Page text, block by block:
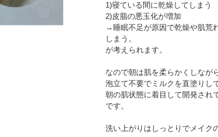
1)寝ている間に乾燥してしまう
2)皮脂の悪玉化が増加
→睡眠不足が原因で乾燥や肌荒
しまう。
が考えられます。
なので朝は肌を柔らかくしなが
泡立て不要でミルクを直塗りし
朝の肌状態に着目して開発され
です。
洗い上がりはしっとりでメイク